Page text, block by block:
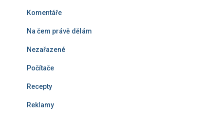
Komentáře
Na čem právě dělám
Nezařazené
Počítače
Recepty
Reklamy